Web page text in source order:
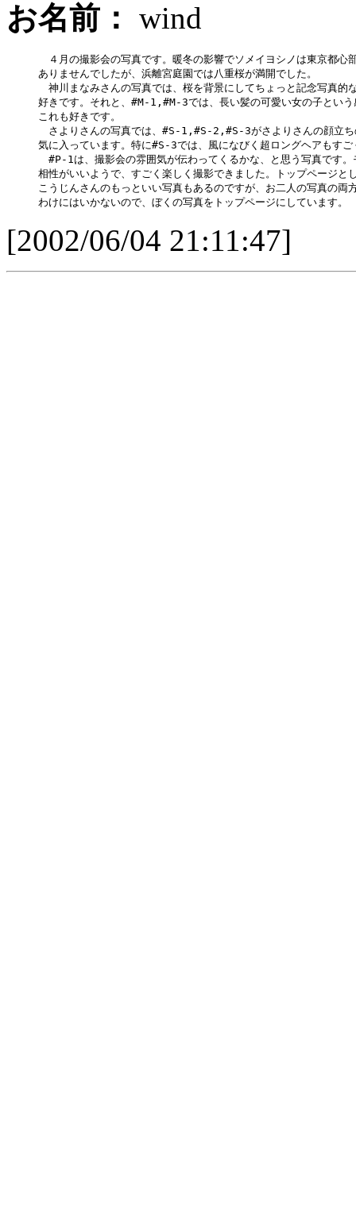
お名前： wind
４月の撮影会の写真です。暖冬の影響でソメイヨシノは東京都心
ありませんでしたが、浜離宮庭園では八重桜が満開でした。
神川まなみさんの写真では、桜を背景にしてちょっと記念写真
好きです。それと、#M-1,#M-3では、長い髪の可愛い女の子とい
これも好きです。
さよりさんの写真では、#S-1,#S-2,#S-3がさよりさんの顔立ち
気に入っています。特に#S-3では、風になびく超ロングヘアもすご
#P-1は、撮影会の雰囲気が伝わってくるかな、と思う写真です。
相性がいいようで、すごく楽しく撮影できました。トップページと
こうじんさんのもっといい写真もあるのですが、お二人の写真の両
わけにはいかないので、ぼくの写真をトップページにしています。
[2002/06/04 21:11:47]